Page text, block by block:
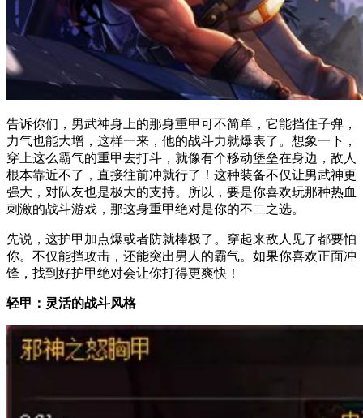
告诉你们，男武神身上的那身重甲可不简单，它能挡住子弹，
力气也能大增，这样一来，他的战斗力就爆表了。想象一下，
穿上这么霸气的重甲去打斗，就像有个移动堡垒在身边，敌人
根本靠近不了，直接往前冲就行了！这种装备不仅让男武神更
强大，对队友也是极大的支持。所以，要是你喜欢玩那种热血
刺激的战斗游戏，那这身重甲绝对是你的不二之选。
先说，这护甲加点爆或者防就棒极了。穿起来敌人见了都要怕
你。不仅能挡攻击，还能突出男人的霸气。如果你喜欢正面冲
锋，找到好护甲绝对会让你打得更爽快！
轻甲：灵活的战斗风格